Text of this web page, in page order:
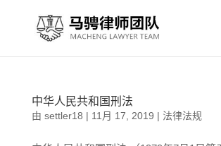
中华人民共和国刑法
由 settler18 | 11月 17, 2019 | 法律法规